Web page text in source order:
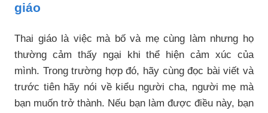
giáo
Thai giáo là việc mà bố và mẹ cùng làm nhưng họ
thường cảm thấy ngại khi thể hiện cảm xúc của
mình. Trong trường hợp đó, hãy cùng đọc bài viết và
trước tiên hãy nói về kiểu người cha, người mẹ mà
bạn muốn trở thành. Nếu bạn làm được điều này, bạn